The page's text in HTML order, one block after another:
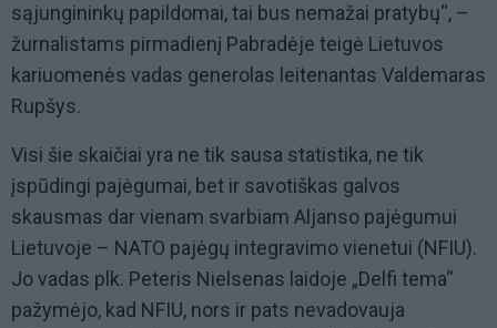
sąjungininkų papildomai, tai bus nemažai pratybų“, –
žurnalistams pirmadienį Pabradėje teigė Lietuvos
kariuomenės vadas generolas leitenantas Valdemaras
Rupšys.
Visi šie skaičiai yra ne tik sausa statistika, ne tik
įspūdingi pajėgumai, bet ir savotiškas galvos
skausmas dar vienam svarbiam Aljanso pajėgumui
Lietuvoje – NATO pajėgų integravimo vienetui (NFIU).
Jo vadas plk. Peteris Nielsenas laidoje „Delfi tema“
pažymėjo, kad NFIU, nors ir pats nevadovauja